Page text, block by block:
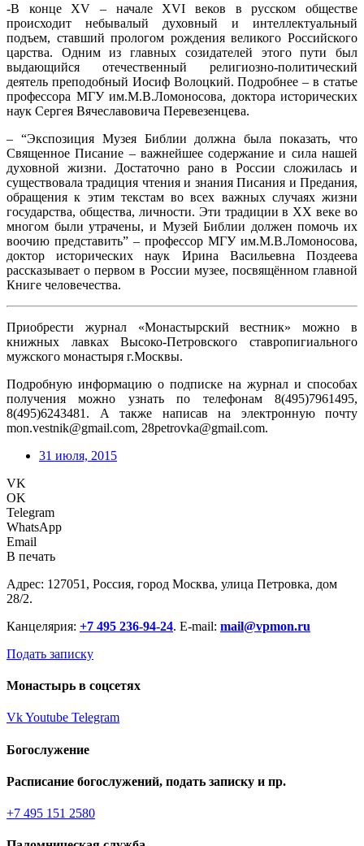
-В конце XV – начале XVI веков в русском обществе
происходит небывалый духовный и интеллектуальный
подъем, ставший прологом рождения великого Российского
царства. Одним из главных созидателей этого пути был
выдающийся отечественный религиозно-политический
деятель преподобный Иосиф Волоцкий. Подробнее – в статье
профессора МГУ им.М.В.Ломоносова, доктора исторических
наук Сергея Вячеславовича Перевезенцева.
– “Экспозиция Музея Библии должна была показать, что
Священное Писание – важнейшее содержание и сила нашей
духовной жизни. Достаточно рано в России сложилась и
существовала традиция чтения и знания Писания и Предания,
обращения к этим текстам во всех важных случаях жизни
государства, общества, личности. Эти традиции в ХХ веке во
многом были утрачены, и Музей Библии должен помочь их
воочию представить” – профессор МГУ им.М.В.Ломоносова,
доктор исторических наук Ирина Васильевна Поздеева
рассказывает о первом в России музее, посвящённом главной
Книге человечества.
Приобрести журнал «Монастырский вестник» можно в
книжных лавках Высоко-Петровского ставропигиального
мужского монастыря г.Москвы.
Подробную информацию о подписке на журнал и способах
получения можно узнать по телефонам 8(495)7961495,
8(495)6243481. А также написав на электронную почту
mon.vestnik@gmail.com, 28petrovka@gmail.com.
31 июля, 2015
VK
OK
Telegram
WhatsApp
Email
В печать
Адрес: 127051, Россия, город Москва, улица Петровка, дом
28/2.
Канцелярия: +7 495 236-94-24. E-mail: mail@vpmon.ru
Подать записку
Монастырь в соцсетях
VkYoutube Telegram
Богослужение
Расписание богослужений, подать записку и пр.
+7 495 151 2580